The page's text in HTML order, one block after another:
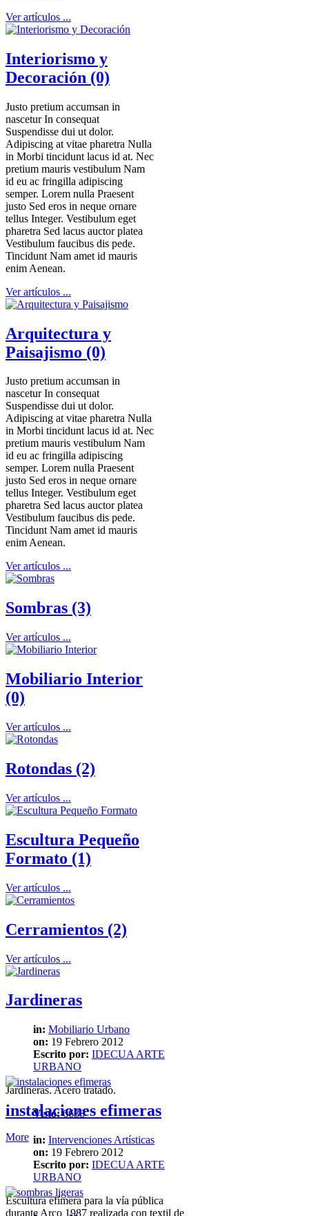
Ver artículos ...
Interiorismo y
Decoración (0)
Justo pretium accumsan in
nascetur In consequat
Suspendisse dui ut dolor.
Adipiscing at vitae pharetra Nulla
in Morbi tincidunt lacus id at. Nec
pretium mauris vestibulum Nam
id eu ac fringilla adipiscing
semper. Lorem nulla Praesent
justo Sed eros in neque ornare
tellus Integer. Vestibulum eget
pharetra Sed lacus auctor platea
Vestibulum faucibus dis pede.
Tincidunt Nam amet id mauris
enim Aenean.
Ver artículos ...
Arquitectura y
Paisajismo (0)
Justo pretium accumsan in
nascetur In consequat
Suspendisse dui ut dolor.
Adipiscing at vitae pharetra Nulla
in Morbi tincidunt lacus id at. Nec
pretium mauris vestibulum Nam
id eu ac fringilla adipiscing
semper. Lorem nulla Praesent
justo Sed eros in neque ornare
tellus Integer. Vestibulum eget
pharetra Sed lacus auctor platea
Vestibulum faucibus dis pede.
Tincidunt Nam amet id mauris
enim Aenean.
Ver artículos ...
Sombras (3)
Ver artículos ...
Mobiliario Interior
(0)
Ver artículos ...
Rotondas (2)
Ver artículos ...
Escultura Pequeño
Formato (1)
Ver artículos ...
Cerramientos (2)
Ver artículos ...
Jardineras
in: Mobiliario Urbano
on: 19 Febrero 2012
Escrito por: IDECUA ARTE
URBANO
Jardineras. Acero tratado.
Visto:6633
More
instalaciones efimeras
in: Intervenciones Artísticas
on: 19 Febrero 2012
Escrito por: IDECUA ARTE
URBANO
Escultura efímera para la vía pública
durante Arco 1987 realizada con textil de